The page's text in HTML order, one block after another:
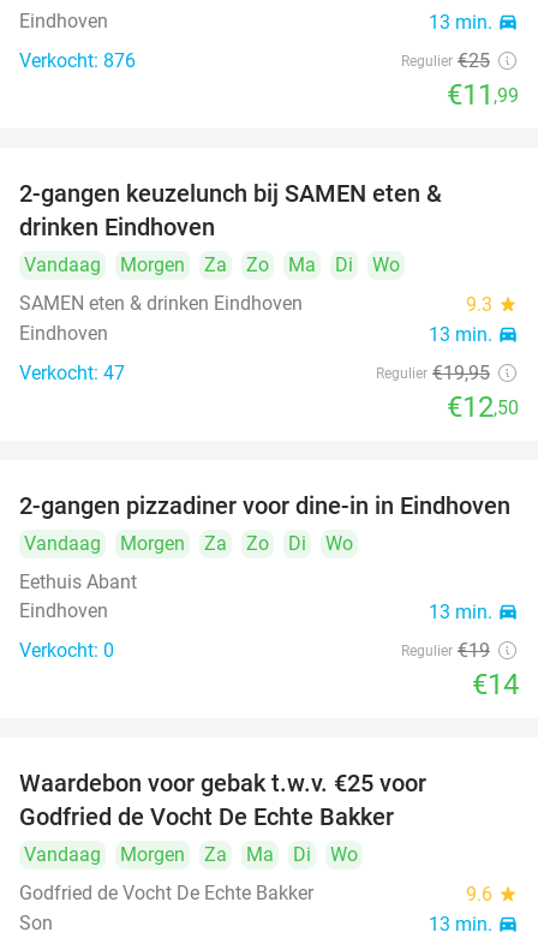
Eindhoven 13 min. directions_car
Verkocht: 876 Regulier €25
€11 ,99
2-gangen keuzelunch bij SAMEN eten &
drinken Eindhoven
Vandaag Morgen Za Zo Ma Di
Wo
SAMEN eten & drinken Eindhoven
9.3 star
Eindhoven 13 min. directions_car
Verkocht: 47 Regulier €19,95
€12,50
26%
2-gangen pizzadiner voor dine-in in Eindhoven
Vandaag Morgen Za Zo Di
Wo
Eethuis Abant
Eindhoven
13 min. directions_car
Verkocht: 0 Regulier €19
€14
Waardebon voor gebak t.w.v. €25 voor
Godfried de Vocht De Echte Bakker
Vandaag Morgen Za Ma Di
Wo
Godfried de Vocht De Echte Bakker
9.6 star
Son 13 min. directions_car